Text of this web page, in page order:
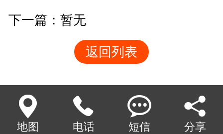
下一篇：暂无
返回列表

地图

电话

短信

分享